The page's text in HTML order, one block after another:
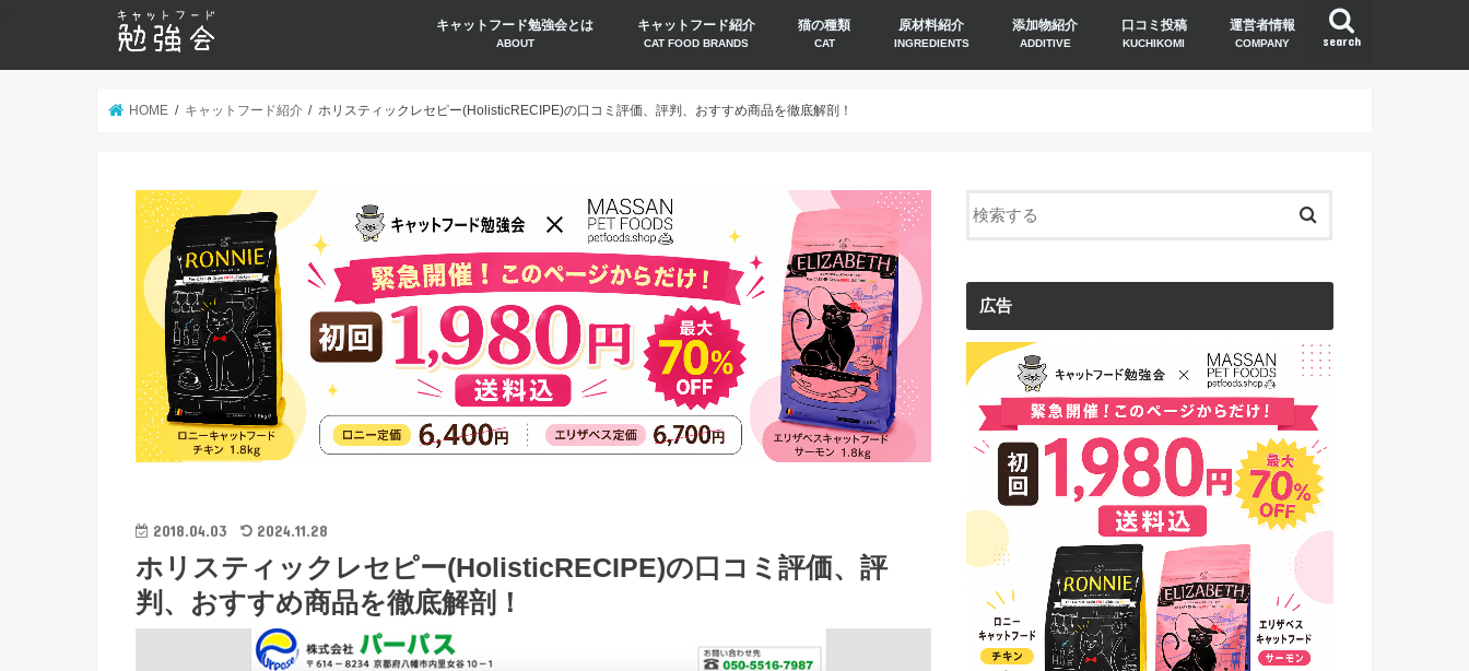
search
キャットフード勉強会とは
ABOUT
キャットフード紹介
CAT FOOD BRANDS
猫の種類
CAT
原材料紹介
INGREDIENTS
添加物紹介
ADDITIVE
口コミ投稿
KUCHIKOMI
運営者情報
COMPANY
HOME キャットフード紹介 ホリスティックレセピー(HolisticRECIPE)の口コミ評価、評判、おすすめ商品を徹底解剖！
2018.04.03 2024.11.28
ホリスティックレセピー(HolisticRECIPE)の口コミ評価、評
判、おすすめ商品を徹底解剖！
広告